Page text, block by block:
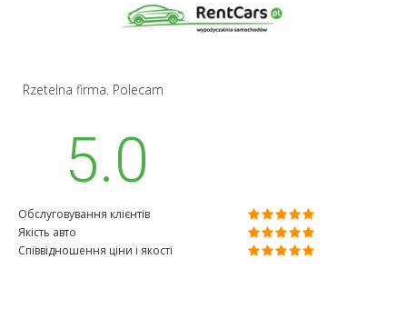
Rzetelna firma. Polecam
5.0
Обслуговування клієнтів
Якість авто
Співвідношення ціни і якості